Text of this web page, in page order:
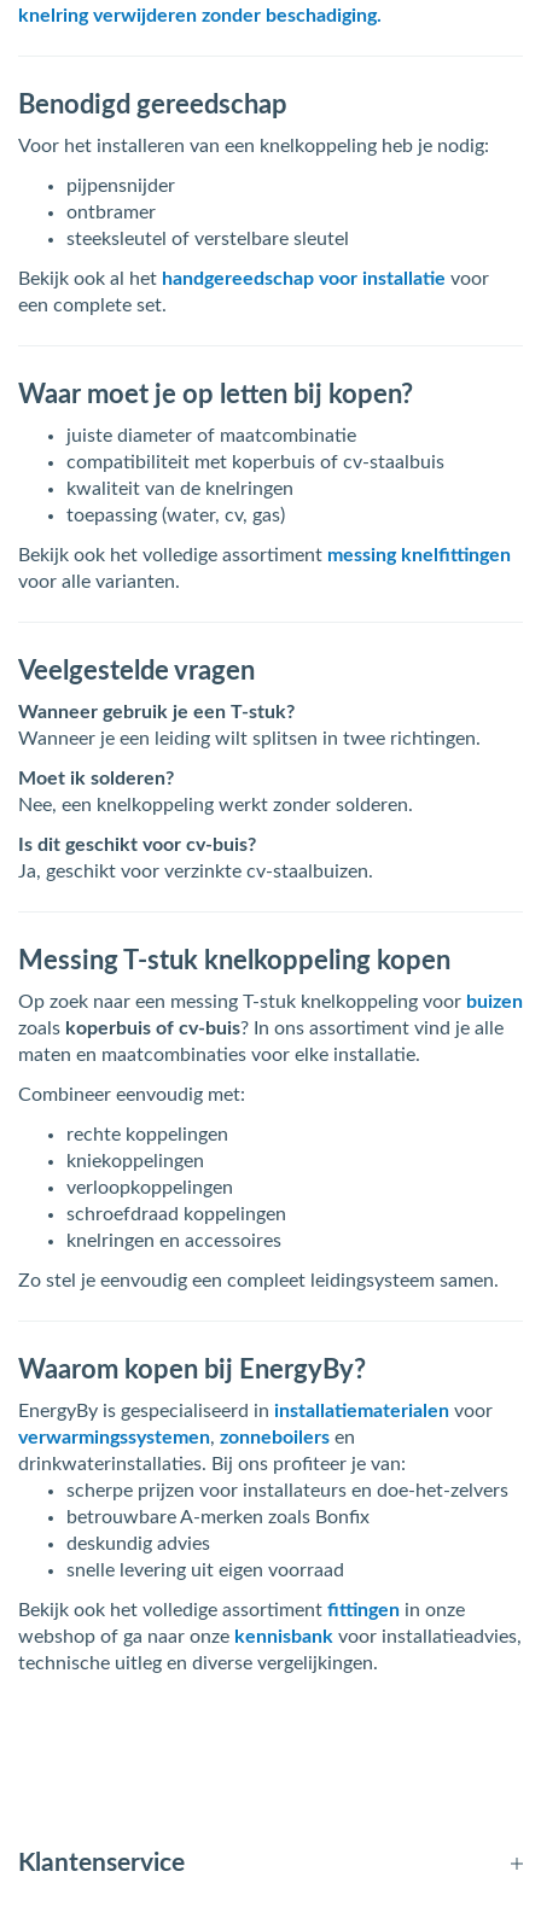
knelring verwijderen zonder beschadiging.
Benodigd gereedschap
Voor het installeren van een knelkoppeling heb je nodig:
pijpensnijder
ontbramer
steeksleutel of verstelbare sleutel
Bekijk ook al het handgereedschap voor installatie voor
een complete set.
Waar moet je op letten bij kopen?
juiste diameter of maatcombinatie
compatibiliteit met koperbuis of cv-staalbuis
kwaliteit van de knelringen
toepassing (water, cv, gas)
Bekijk ook het volledige assortiment messing knelfittingen
voor alle varianten.
Veelgestelde vragen
Wanneer gebruik je een T-stuk?
Wanneer je een leiding wilt splitsen in twee richtingen.
Moet ik solderen?
Nee, een knelkoppeling werkt zonder solderen.
Is dit geschikt voor cv-buis?
Ja, geschikt voor verzinkte cv-staalbuizen.
Messing T-stuk knelkoppeling kopen
Op zoek naar een messing T-stuk knelkoppeling voor buizen
zoals koperbuis of cv-buis? In ons assortiment vind je alle
maten en maatcombinaties voor elke installatie.
Combineer eenvoudig met:
rechte koppelingen
kniekoppelingen
verloopkoppelingen
schroefdraad koppelingen
knelringen en accessoires
Zo stel je eenvoudig een compleet leidingsysteem samen.
Waarom kopen bij EnergyBy?
EnergyBy is gespecialiseerd in installatiematerialen voor
verwarmingssystemen, zonneboilers en
drinkwaterinstallaties. Bij ons profiteer je van:
scherpe prijzen voor installateurs en doe-het-zelvers
betrouwbare A-merken zoals Bonfix
deskundig advies
snelle levering uit eigen voorraad
Bekijk ook het volledige assortiment fittingen in onze
webshop of ga naar onze kennisbank voor installatieadvies,
technische uitleg en diverse vergelijkingen.
Klantenservice